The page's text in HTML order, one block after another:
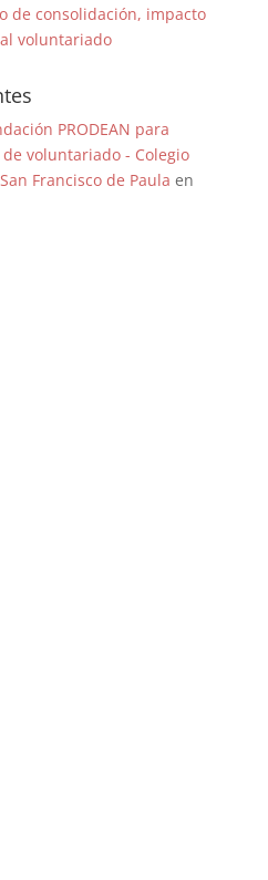
de consolidación, impacto
voluntariado
PRODEAN para
voluntariado - Colegio
Francisco de Paula en